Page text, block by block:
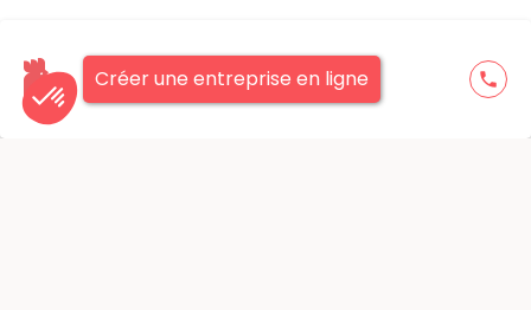
Créer une entreprise en ligne phone